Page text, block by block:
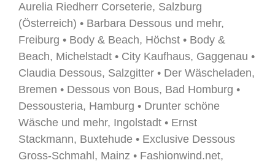
Aurelia Riedherr Corseterie, Salzburg
(Österreich) • Barbara Dessous und mehr,
Freiburg • Body & Beach, Höchst • Body &
Beach, Michelstadt • City Kaufhaus, Gaggenau •
Claudia Dessous, Salzgitter • Der Wäscheladen,
Bremen • Dessous von Bous, Bad Homburg •
Dessousteria, Hamburg • Drunter schöne
Wäsche und mehr, Ingolstadt • Ernst
Stackmann, Buxtehude • Exclusive Dessous
Gross-Schmahl, Mainz • Fashionwind.net,